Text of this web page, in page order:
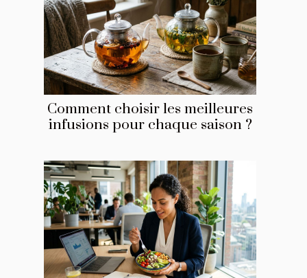
Comment choisir les meilleures
infusions pour chaque saison ?